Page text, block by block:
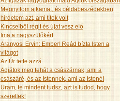
Megnyitom ajkamat, és példabeszédekben
hirdetem azt, ami titok volt
Kincseiből régit és újat vesz elő
Ima a nagyszülőkért
Aranyosi Ervin: Ember! Reád bízta Isten a
világot
Az Úr tette azzá
Adjátok meg tehát a császárnak, ami a
császáré, és az Istennek, ami az Istené!
Uram, te mindent tudsz, azt is tudod, hogy
szeretlek!